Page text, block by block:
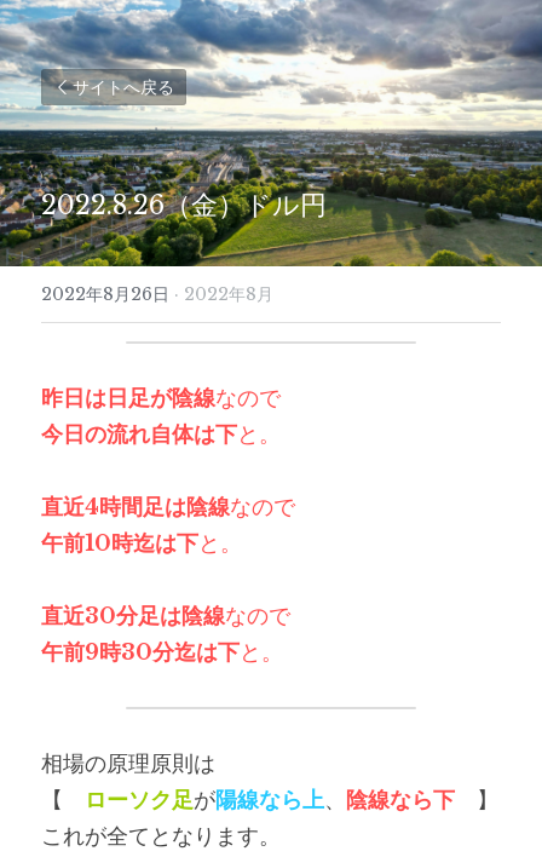
サイトへ戻る
2022.8.26（金）ドル円
2022年8月26日 · 2022年8月
昨日は日足が陰線なので
今日の流れ自体は下と。
直近4時間足は陰線なので
午前10時迄は下と。
直近30分足は陰線なので
午前9時30分迄は下と。
相場の原理原則は
【
ローソク足が陽線なら上、 陰線なら下 】
これが全てとなります。